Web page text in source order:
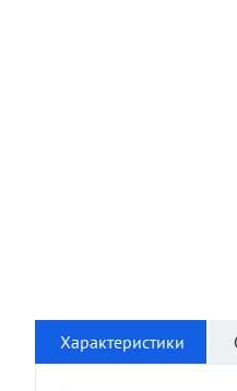
Характеристики